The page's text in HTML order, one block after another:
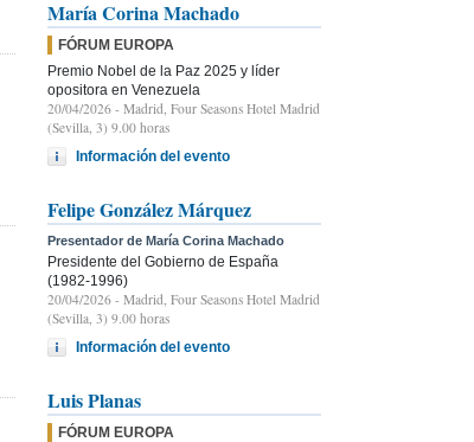
María Corina Machado
FÓRUM EUROPA
Premio Nobel de la Paz 2025 y líder
opositora en Venezuela
20/04/2026 - Madrid, Four Seasons Hotel Madrid
(Sevilla, 3) 9.00 horas
Información del evento
Felipe González Márquez
Presentador de María Corina Machado
Presidente del Gobierno de España
(1982-1996)
20/04/2026 - Madrid, Four Seasons Hotel Madrid
(Sevilla, 3) 9.00 horas
Información del evento
Luis Planas
FÓRUM EUROPA